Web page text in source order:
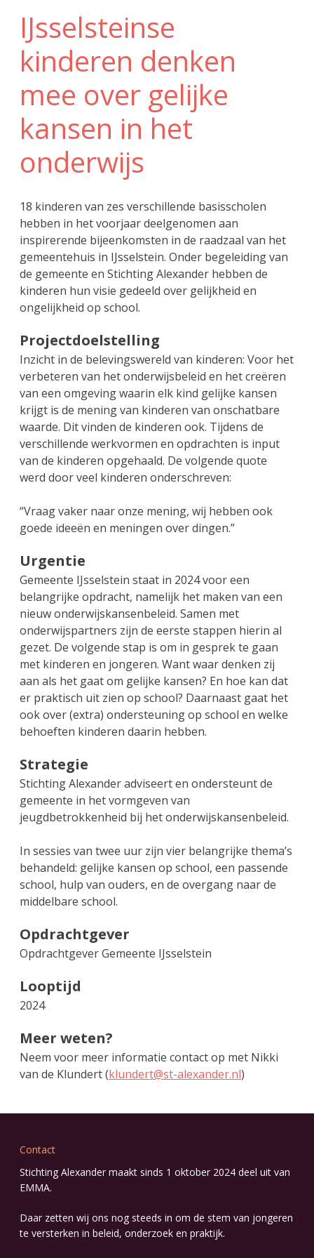
IJsselsteinse
kinderen denken
mee over gelijke
kansen in het
onderwijs
18 kinderen van zes verschillende basisscholen
hebben in het voorjaar deelgenomen aan
inspirerende bijeenkomsten in de raadzaal van het
gemeentehuis in IJsselstein. Onder begeleiding van
de gemeente en Stichting Alexander hebben de
kinderen hun visie gedeeld over gelijkheid en
ongelijkheid op school.
Projectdoelstelling
Inzicht in de belevingswereld van kinderen: Voor het
verbeteren van het onderwijsbeleid en het creëren
van een omgeving waarin elk kind gelijke kansen
krijgt is de mening van kinderen van onschatbare
waarde. Dit vinden de kinderen ook. Tijdens de
verschillende werkvormen en opdrachten is input
van de kinderen opgehaald. De volgende quote
werd door veel kinderen onderschreven:
“Vraag vaker naar onze mening, wij hebben ook
goede ideeën en meningen over dingen.”
Urgentie
Gemeente IJsselstein staat in 2024 voor een
belangrijke opdracht, namelijk het maken van een
nieuw onderwijskansenbeleid. Samen met
onderwijspartners zijn de eerste stappen hierin al
gezet. De volgende stap is om in gesprek te gaan
met kinderen en jongeren. Want waar denken zij
aan als het gaat om gelijke kansen? En hoe kan dat
er praktisch uit zien op school? Daarnaast gaat het
ook over (extra) ondersteuning op school en welke
behoeften kinderen daarin hebben.
Strategie
Stichting Alexander adviseert en ondersteunt de
gemeente in het vormgeven van
jeugdbetrokkenheid bij het onderwijskansenbeleid.
In sessies van twee uur zijn vier belangrijke thema’s
behandeld: gelijke kansen op school, een passende
school, hulp van ouders, en de overgang naar de
middelbare school.
Opdrachtgever
Opdrachtgever Gemeente IJsselstein
Looptijd
2024
Meer weten?
Neem voor meer informatie contact op met Nikki
van de Klundert (klundert@st-alexander.nl)
Contact
Stichting Alexander maakt sinds 1 oktober 2024 deel uit van
EMMA.
Daar zetten wij ons nog steeds in om de stem van jongeren
te versterken in beleid, onderzoek en praktijk.